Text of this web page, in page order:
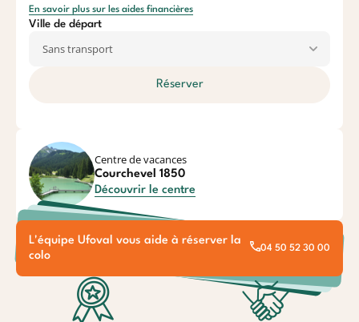
En savoir plus sur les aides financières
Ville de départ
Réserver
Centre de vacances
Courchevel 1850
Découvrir le centre
L'équipe Ufoval vous aide à réserver la
colo
04 50 52 30 00